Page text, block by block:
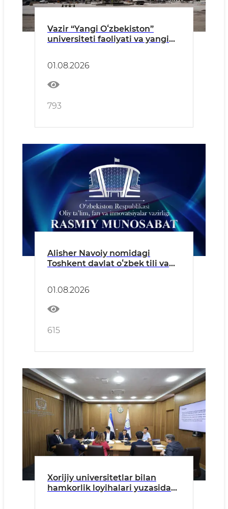
Vazir “Yangi Oʻzbekiston”
universiteti faoliyati va yangi
01.08.2026
793
Alisher Navoiy nomidagi
Toshkent davlat oʻzbek tili va
munosabat
01.08.2026
615
Xorijiy universitetlar bilan
hamkorlik loyihalari yuzasidan